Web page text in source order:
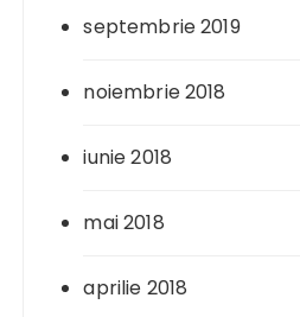
septembrie 2019
noiembrie 2018
iunie 2018
mai 2018
aprilie 2018